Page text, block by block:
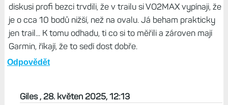
diskusi profi bezci trvdili, že v trailu si VO2MAX vypínaji, že
je o cca 10 bodů nižší, než na ovalu. Já beham prakticky
jen trail... K tomu odhadu, ti co si to měřili a zároven mají
Garmin, říkají, že to sedí dost dobře.
Odpovědět
Giles , 28. květen 2025, 12:13